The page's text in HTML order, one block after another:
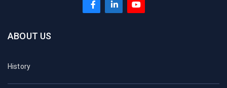
ABOUT US
History